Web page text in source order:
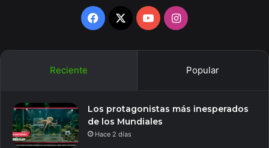
Facebook
X YouTubeInstagram
Reciente Popular
Los protagonistas más inesperados
de los Mundiales
Hace 2 días